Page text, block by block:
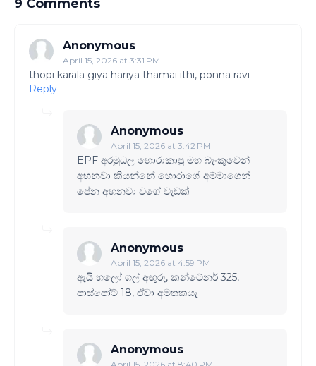
9 Comments
Anonymous
April 15, 2026 at 3:31 PM
thopi karala giya hariya thamai ithi, ponna ravi
Reply
Anonymous
April 15, 2026 at 3:42 PM
EPF අරමුධල හොරාකාපු මහ බැංකුවෙන්
අහනවා කියන්නේ හොරාගේ අම්මාගෙන්
පේන අහනවා වගේ වැඩක්
Anonymous
April 15, 2026 at 4:59 PM
ඇයි හලෝ ගල් අඟුරු, කන්ටේනර් 325,
පාස්පෝට් 18, ඒවා අමතකයැ
Anonymous